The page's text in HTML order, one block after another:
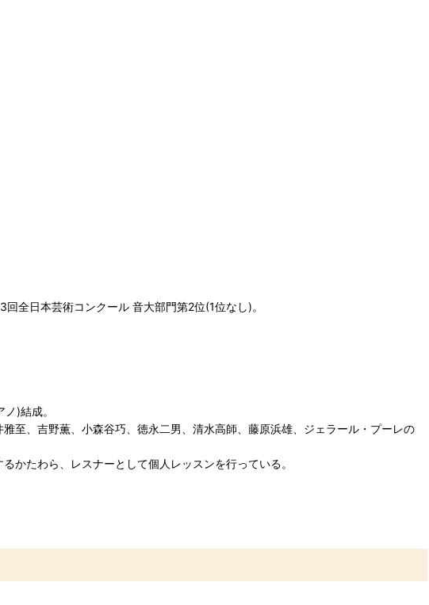
全日本芸術コンクール 音大部門第2位(1位なし)。
)結成。
至、吉野薫、小森谷巧、徳永二男、清水高師、藤原浜雄、ジェラール・プーレの
かたわら、レスナーとして個人レッスンを行っている。